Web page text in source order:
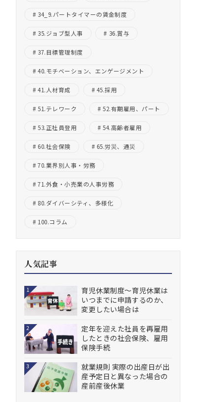
34_9.パートタイマーの賃金制度
35.ジョブ型人事 36.賞与
37.目標管理制度
40.モチベーション、エンゲージメント
41.人材育成 45.採用
51.テレワーク 52.有期雇用、パート
53.正社員登用 54.高齢者雇用
60.社会保険 65.労災、通災
70.業界別人事・労務
71.外食・小売業の人事労務
80.ダイバーシティ、多様化
100.コラム
人気記事
1
育児休業制度～育児休業は
いつまでに申請するのか、
変更したい場合は
2
定年を迎えた社員を再雇用
したときの社会保険、雇用
保険手続
3
就業規則 実際の出産日が出
産予定日と異なった場合の
産前産後休業